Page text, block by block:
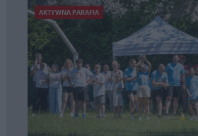
AKTYWNA PARAFIA